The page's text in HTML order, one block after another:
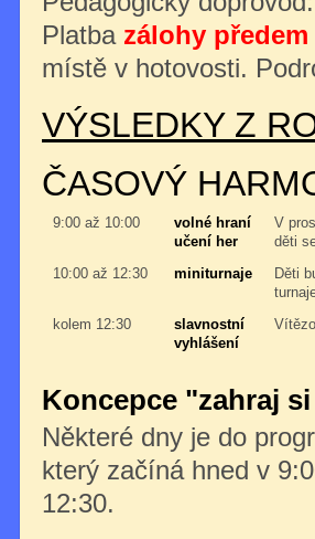
Platba zálohy
místě v hotovosti.
VÝSLEDKY Z
ČASOVÝ
9:00 až 10:00
volné hraní
učení her
V
děti
10:00 až 12:30
miniturnaje
Děti
kolem 12:30
slavnostní
vyhlášení
Koncepce "zahraj
Některé dny je do
který začíná hned v
12:30.